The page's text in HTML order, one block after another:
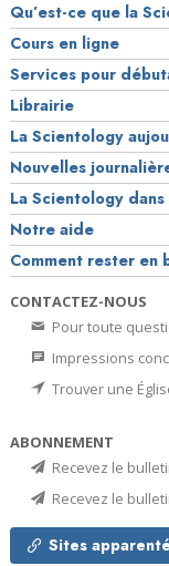
Qu’est-ce que la
Cours en ligne
Services pour
Librairie
La Scientology
Nouvelles
La Scientology
Notre aide
Comment rester en
CONTACTEZ-NOUS
Pour toute
Impressions
Trouver une
ABONNEMENT
Recevez le
Recevez le
Sites